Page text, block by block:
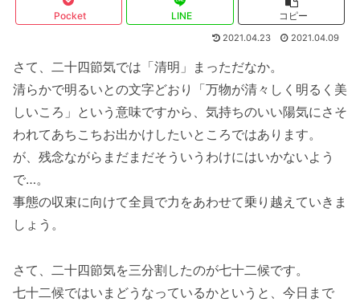
Pocket LINE コピー
2021.04.23 2021.04.09
さて、二十四節気では「清明」まっただなか。
清らかで明るいとの文字どおり「万物が清々しく明るく美
しいころ」という意味ですから、気持ちのいい陽気にさそ
われてあちこちお出かけしたいところではあります。
が、残念ながらまだまだそういうわけにはいかないよう
で…。
事態の収束に向けて全員で力をあわせて乗り越えていきま
しょう。
さて、二十四節気を三分割したのが七十二候です。
七十二候ではいまどうなっているかというと、今日まで